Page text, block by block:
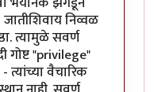
निव्वळ
त्यामुळे सवर्ण
गोष्ट "privilege"
वैचारिक